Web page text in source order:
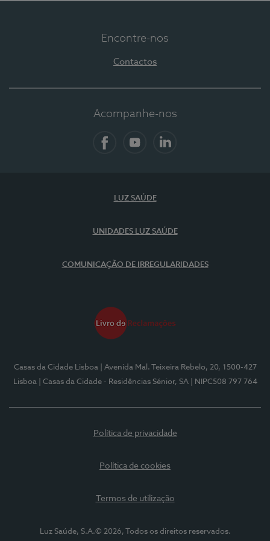
Encontre-nos
Contactos
Acompanhe-nos
LUZ SAÚDE
UNIDADES LUZ SAÚDE
COMUNICAÇÃO DE IRREGULARIDADES
Casas da Cidade Lisboa
| Avenida Mal. Teixeira Rebelo, 20, 1500-427
Lisboa
| Casas da Cidade - Residências Sénior, SA | NIPC508 797 764
Política de privacidade
Política de cookies
Termos de utilização
Luz Saúde, S.A.© 2026, Todos os direitos reservados.